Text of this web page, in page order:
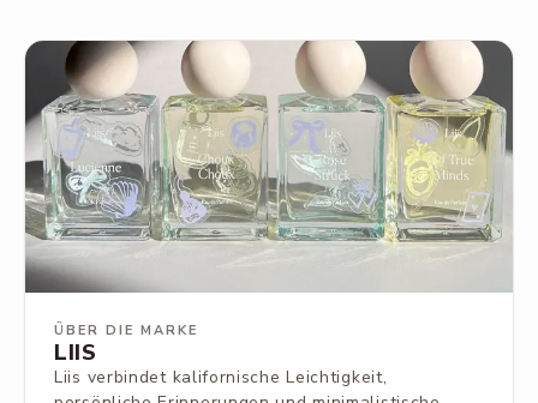
ÜBER DIE MARKE
LIIS
Liis verbindet kalifornische Leichtigkeit,